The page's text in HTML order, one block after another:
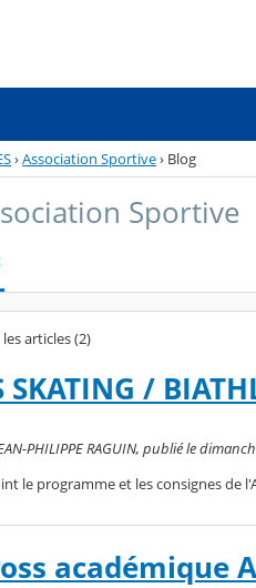
›Association Sportive› Blog
Sportive
les articles (2)
SKATING /
PHILIPPE RAGUIN, publié le
le programme et les consignes de
académique